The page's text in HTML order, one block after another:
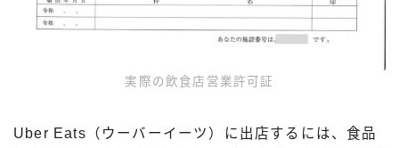
実際の飲食店営業許可証
Uber Eats（ウーバーイーツ）に出店するには、食品